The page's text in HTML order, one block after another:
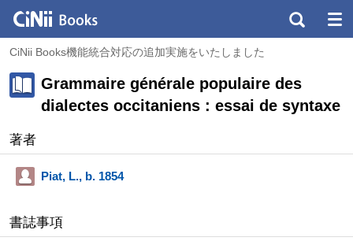
CiNii Books機能統合対応の追加実施をいたしました
Grammaire générale populaire des
dialectes occitaniens : essai de syntaxe
著者
Piat, L., b. 1854
書誌事項